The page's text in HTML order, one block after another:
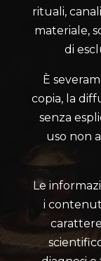
rituali,
materiale,
di
È
copia, la
senza
uso non
Le
i